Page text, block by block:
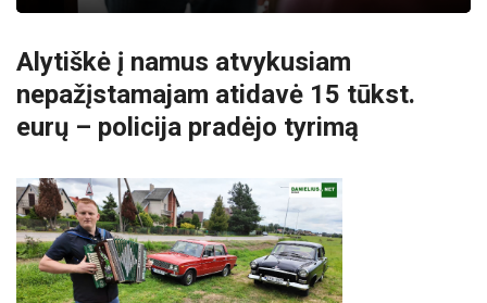
Alytiškė į namus atvykusiam
nepažįstamajam atidavė 15 tūkst.
eurų – policija pradėjo tyrimą